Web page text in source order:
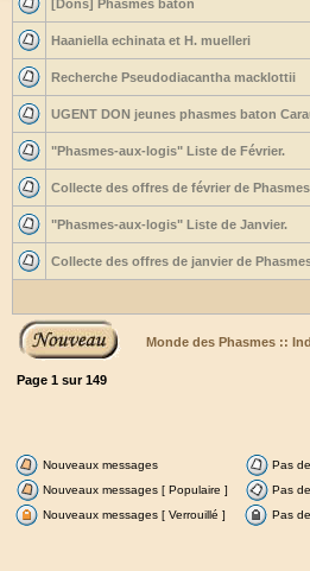
[Dons] Phasmes bâton
Haaniella echinata et H. muelleri
Recherche Pseudodiacantha macklottii
UGENT DON jeunes phasmes baton
"Phasmes-aux-logis" Liste de Février.
Collecte des offres de février de
"Phasmes-aux-logis" Liste de Janvier.
Collecte des offres de janvier de
Monde des Phasmes ::
Page 1 sur149
Nouveaux messages
Pas
Nouveaux messages [ Populaire ]
Pas
Nouveaux messages [ Verrouillé ]
Pas